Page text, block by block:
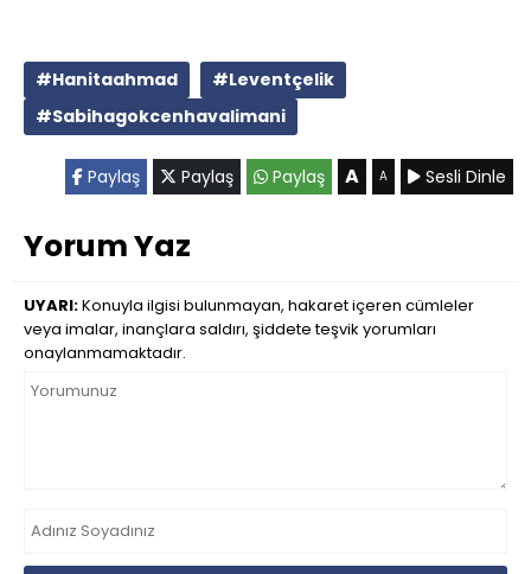
#Hanitaahmad
#Leventçelik
#Sabihagokcenhavalimani
Paylaş Paylaş Paylaş A A Sesli Dinle
Yorum Yaz
UYARI:Konuyla ilgisi bulunmayan, hakaret içeren cümleler
veya imalar, inançlara saldırı, şiddete teşvik yorumları
onaylanmamaktadır.